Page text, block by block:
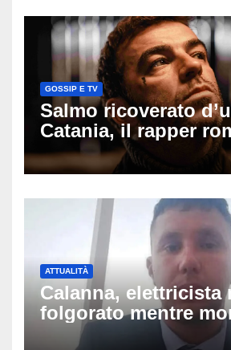
GOSSIP E TV
Salmo ricoverato
Catania, il rapper
silenzio dopo la
ospedale: come sta
ATTUALITÀ
Calanna, elettricista
folgorato mentre
luminarie della festa: